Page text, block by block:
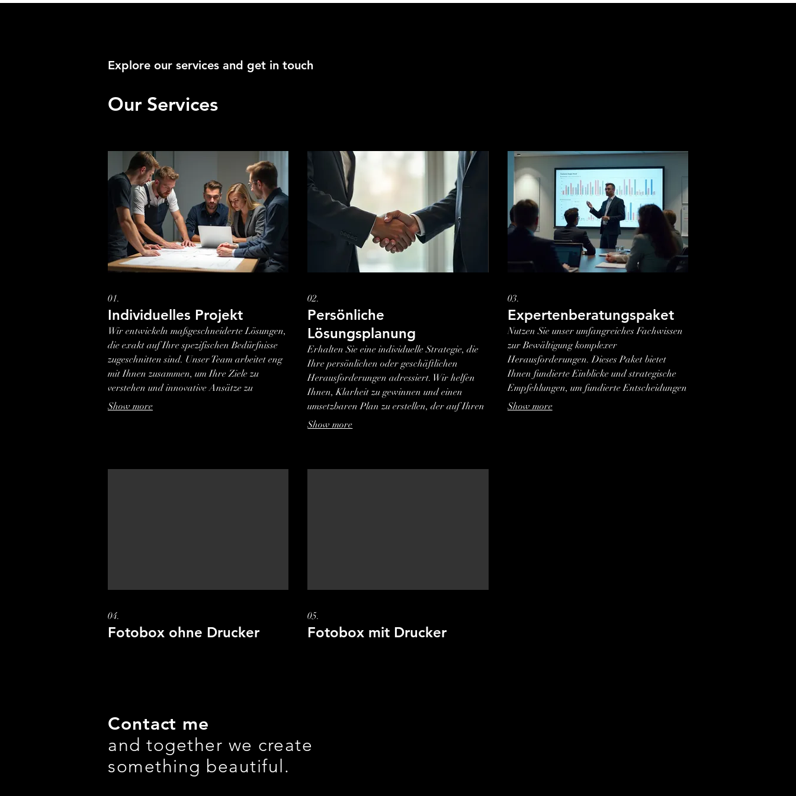
Explore our services and get in touch
Our Services
01.
Individuelles Projekt
Wir entwickeln maßgeschneiderte Lösungen,
die exakt auf Ihre spezifischen Bedürfnisse
zugeschnitten sind. Unser Team arbeitet eng
mit Ihnen zusammen, um Ihre Ziele zu
verstehen und innovative Ansätze zu
entwickeln, die greifbare Ergebnisse liefern.
Show more
02.
Persönliche
Lösungsplanung
Erhalten Sie eine individuelle Strategie, die
Ihre persönlichen oder geschäftlichen
Herausforderungen adressiert. Wir helfen
Ihnen, Klarheit zu gewinnen und einen
umsetzbaren Plan zu erstellen, der auf Ihren
Erfolg ausgerichtet ist.
Show more
03.
Expertenberatungspaket
Nutzen Sie unser umfangreiches Fachwissen
zur Bewältigung komplexer
Herausforderungen. Dieses Paket bietet
Ihnen fundierte Einblicke und strategische
Empfehlungen, um fundierte Entscheidungen
zu treffen und Ihre Potenziale voll
Show more
04.
Fotobox ohne Drucker
05.
Fotobox mit Drucker
Contact me
and together we create
something beautiful.